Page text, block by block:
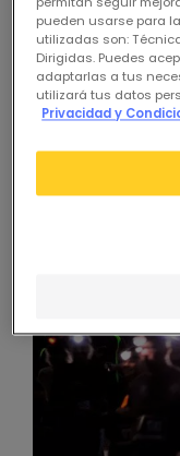
La gran
se pueden
variadas y
necesitamos.
bicicleta son
cuando el sol se
pueden usarse para
utilizadas son:
Dirigidas. Puedes
adaptarlas a tus
utilizará tus datos
Privacidad y